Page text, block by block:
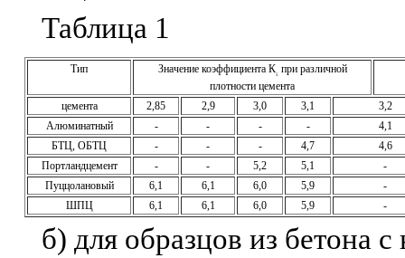
Таблица 1
Тип Значение коэффициента К5 при различной
плотности цемента
цемента
2,85 2,9 3,0 3,1
3,2
Алюминатный
- - - -
4,1
БТЦ, ОБТЦ
- - - 4,7
4,6
Портландцемент
- - 5,2 5,1
-
Пуццолановый
6,1 6,1 6,0 5,9
-
ШПЦ
6,1 6,1 6,0 5,9 -
б) для образцов из бетона